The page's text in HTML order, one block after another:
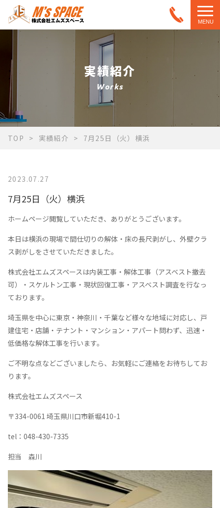
MENU
実績紹介
Works
TOP 実績紹介 7月25日（火）横浜
2023.07.27
7月25日（火）横浜
ホームページ閲覧していただき、ありがとうございます。
本日は横浜の現場で間仕切りの解体・床の長尺剥がし、外壁クラ
ス剥がしをさせていただきました。
株式会社エムズスペースは内装工事・解体工事（アスベスト撤去
可）・スケルトン工事・現状回復工事・アスベスト調査を行なっ
ております。
埼玉県を中心に東京・神奈川・千葉など様々な地域に対応し、戸
建住宅・店舗・テナント・マンション・アパート問わず、迅速・
低価格な解体工事を行います。
ご不明な点などございましたら、お気軽にご連絡をお待ちしてお
ります。
株式会社エムズスペース
〒334-0061 埼玉県川口市新堀410-1
tel ： 048-430-7335
担当 森川